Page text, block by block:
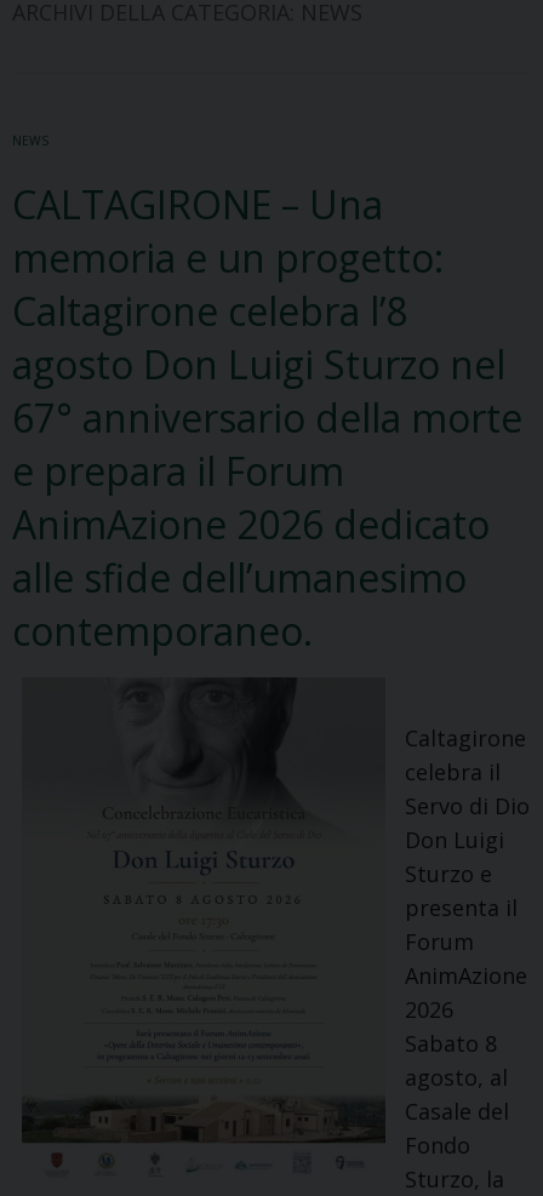
NEWS
CALTAGIRONE – Una
memoria e un progetto:
Caltagirone celebra l’8
agosto Don Luigi Sturzo nel
67° anniversario della morte
e prepara il Forum
AnimAzione 2026 dedicato
alle sfide dell’umanesimo
contemporaneo.
Caltagirone
celebra il
Servo di Dio
Don Luigi
Sturzo e
presenta il
Forum
AnimAzione
2026
Sabato 8
agosto, al
Casale del
Fondo
Sturzo, la